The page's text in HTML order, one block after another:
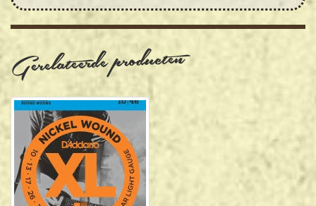
Gerelateerde producten